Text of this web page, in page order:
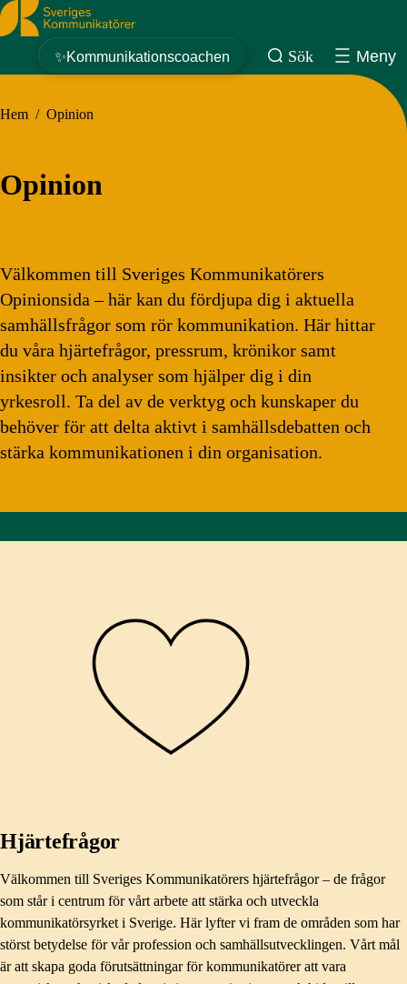
Sveriges Kommunikatörer
✨Kommunikationscoachen Sök Meny
Hem / Opinion
Opinion
Välkommen till Sveriges Kommunikatörers
Opinionsida – här kan du fördjupa dig i aktuella
samhällsfrågor som rör kommunikation. Här hittar
du våra hjärtefrågor, pressrum, krönikor samt
insikter och analyser som hjälper dig i din
yrkesroll. Ta del av de verktyg och kunskaper du
behöver för att delta aktivt i samhällsdebatten och
stärka kommunikationen i din organisation.
Hjärtefrågor
Välkommen till Sveriges Kommunikatörers hjärtefrågor – de frågor
som står i centrum för vårt arbete att stärka och utveckla
kommunikatörsyrket i Sverige. Här lyfter vi fram de områden som har
störst betydelse för vår profession och samhällsutvecklingen. Vårt mål
är att skapa goda förutsättningar för kommunikatörer att vara